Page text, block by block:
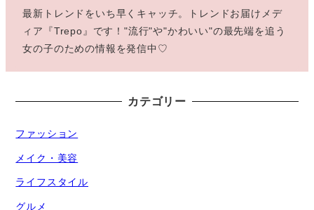
最新トレンドをいち早くキャッチ。トレンドお届けメデ
ィア『Trepo』です！"流行"や"かわいい"の最先端を追う
女の子のための情報を発信中♡
カテゴリー
ファッション
メイク・美容
ライフスタイル
グルメ